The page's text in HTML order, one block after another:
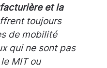
et la
toujours
de mobilité
qui ne sont pas
MIT ou